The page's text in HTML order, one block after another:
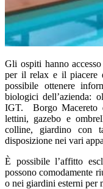
Gli ospiti hanno
per il relax e il piacere
possibile ottenere
biologici dell’azienda:
IGT. Borgo Macereto
lettini, gazebo e
colline, giardino con
disposizione nei vari
È possibile l’affitto
possono comodamente
o nei giardini esterni per